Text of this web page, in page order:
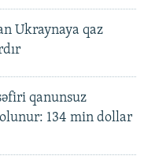
Ukraynaya qaz
qanunsuz
134 min dollar